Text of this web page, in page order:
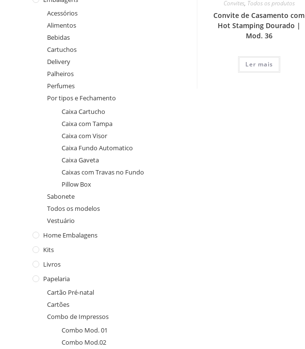
Convites, Todos os produtos
Convite de Casamento com
Hot Stamping Dourado |
Mod. 36
Ler mais
Acessórios
Alimentos
Bebidas
Cartuchos
Delivery
Palheiros
Perfumes
Por tipos e Fechamento
Caixa Cartucho
Caixa com Tampa
Caixa com Visor
Caixa Fundo Automatico
Caixa Gaveta
Caixas com Travas no Fundo
Pillow Box
Sabonete
Todos os modelos
Vestuário
Home Embalagens
Kits
Livros
Papelaria
Cartão Pré-natal
Cartões
Combo de Impressos
Combo Mod. 01
Combo Mod.02